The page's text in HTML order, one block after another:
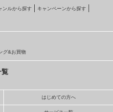
ンルから探す キャンペーンから探す
グ&お買物
覧
はじめての方へ